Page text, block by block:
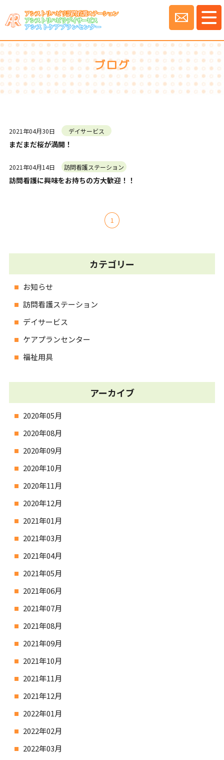
ブログ
まだまだ桜が満開！
2021年04月30日 デイサービス
訪問看護に興味をお持ちの方大歓迎！！
2021年04月14日 訪問看護ステーション
1
カテゴリー
お知らせ
訪問看護ステーション
デイサービス
ケアプランセンター
福祉用具
アーカイブ
2020年05月
2020年08月
2020年09月
2020年10月
2020年11月
2020年12月
2021年01月
2021年03月
2021年04月
2021年05月
2021年06月
2021年07月
2021年08月
2021年09月
2021年10月
2021年11月
2021年12月
2022年01月
2022年02月
2022年03月